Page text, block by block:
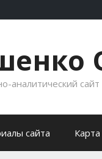
аналитический
сайта Карта